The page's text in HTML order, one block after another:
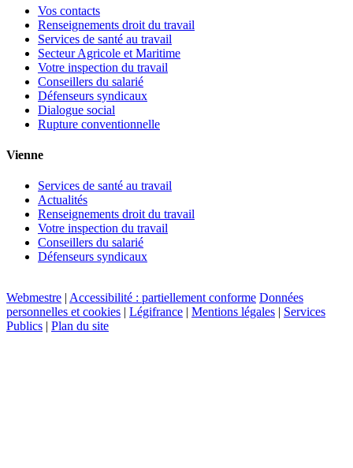
Vos contacts
Renseignements droit du travail
Services de santé au travail
Secteur Agricole et Maritime
Votre inspection du travail
Conseillers du salarié
Défenseurs syndicaux
Dialogue social
Rupture conventionnelle
Vienne
Services de santé au travail
Actualités
Renseignements droit du travail
Votre inspection du travail
Conseillers du salarié
Défenseurs syndicaux
Webmestre | Accessibilité : partiellement conforme Données
personnelles et cookies | Légifrance | Mentions légales | Services
Publics | Plan du site